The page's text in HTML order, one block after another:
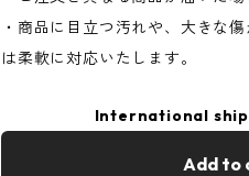
・商品に目立つ汚れや、大きな
は柔軟に対応いたします。
International
Add to